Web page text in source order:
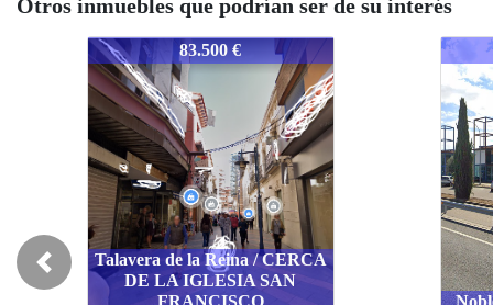
Otros inmuebles que podrían ser de su interés
1560-TONOBLVILL
93.400 €
1560-TONOBLVILL
93.400 €
Previous